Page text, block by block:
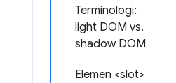
Terminologi:
light DOM vs.
shadow DOM
Elemen <slot>